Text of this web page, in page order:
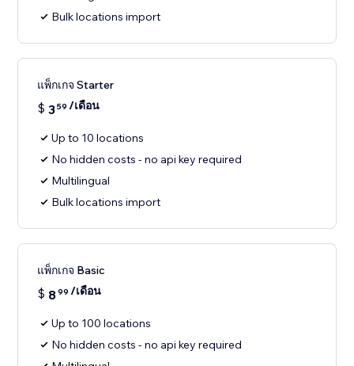
Bulk locations import
แพ็กเกจ Starter
$ 359 /เดือน
Up to 10 locations
No hidden costs - no api key required
Multilingual
Bulk locations import
แพ็กเกจ Basic
$ 899 /เดือน
Up to 100 locations
No hidden costs - no api key required